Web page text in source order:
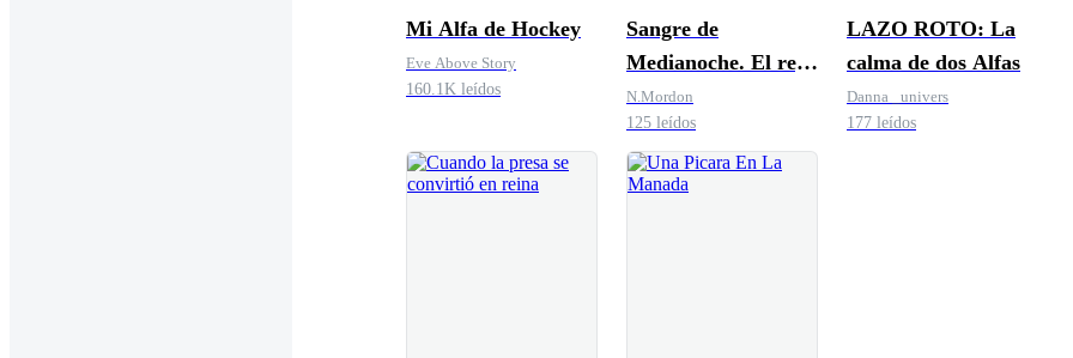
Mi Alfa de Hockey
Eve Above Story
160.1K leídos
Sangre de
Medianoche. El rey
Maldito y la
Emperatriz
N.Mordon
125 leídos
LAZO ROTO: La
calma de dos Alfas
Danna _univers
177 leídos